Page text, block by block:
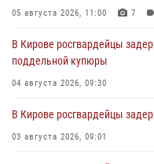
05 августа 2026, 11:00 7
В Кирове росгвардейцы
поддельной купюры
04 августа 2026, 09:30
В Кирове росгвардейцы
03 августа 2026, 09:01